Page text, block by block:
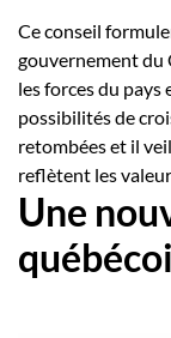
Ce conseil
gouvernement du
les forces du pays
possibilités de
retombées et il
reflètent les
Une